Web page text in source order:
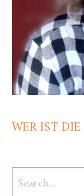
WER IST